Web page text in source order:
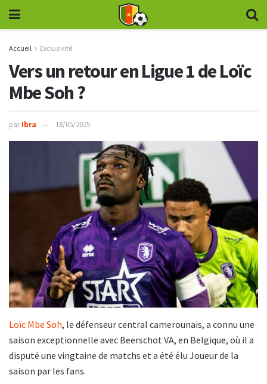
Accueil Exclusivité
Vers un retour en Ligue 1 de Loïc
Mbe Soh ?
par Ibra 18/05/2025
Loïc Mbe Soh, le défenseur central camerounais, a connu une
saison exceptionnelle avec Beerschot VA, en Belgique, où il a
disputé une vingtaine de matchs et a été élu Joueur de la
saison par les fans.